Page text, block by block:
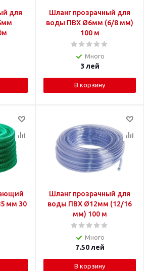
для
70м
Шланг прозрачный для
воды ПВХ Ø6мм (6/8 мм)
100 м
Много
3 лей
В корзину
мм 30
Шланг прозрачный для
воды ПВХ Ø12мм (12/16
мм) 100 м
Много
7.50лей
В корзину